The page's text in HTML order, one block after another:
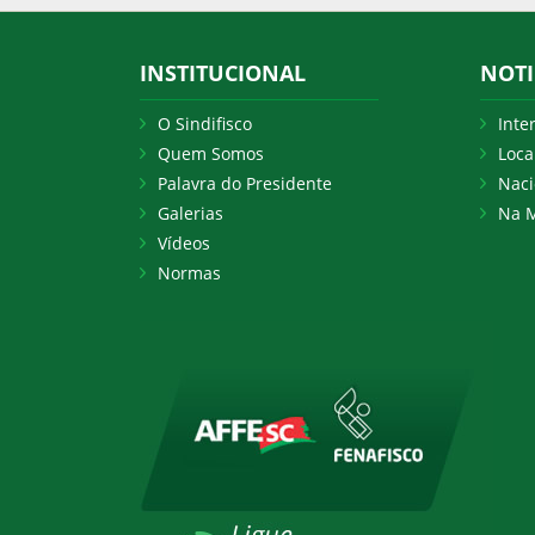
INSTITUCIONAL
O Sindifisco
Quem Somos
Palavra do Presidente
Galerias
Vídeos
Normas
Na